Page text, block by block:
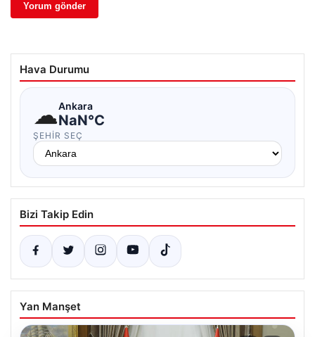
Hava Durumu
☁Ankara
NaN°C
ŞEHIR SEÇ
Bizi Takip Edin
Yan Manşet